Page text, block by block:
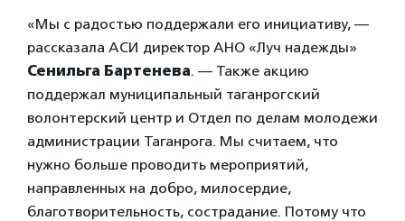
«Мы с радостью поддержали его инициативу, —
рассказала АСИ директор АНО «Луч надежды»
Сенильга Бартенева. — Также акцию
поддержал муниципальный таганрогский
волонтерский центр и Отдел по делам молодежи
администрации Таганрога. Мы считаем, что
нужно больше проводить мероприятий,
направленных на добро, милосердие,
благотворительность, сострадание. Потому что